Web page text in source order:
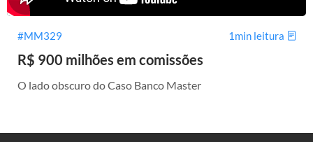
#MM329 1min leitura
R$ 900 milhões em comissões
O lado obscuro do Caso Banco Master